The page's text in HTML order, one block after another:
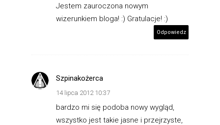
Jestem zauroczona nowym
wizerunkiem bloga! :) Gratulacje! :)
Odpowiedz
Szpinakożerca
14 lipca 2012 10:37
bardzo mi się podoba nowy wygląd,
wszystko jest takie jasne i przejrzyste,